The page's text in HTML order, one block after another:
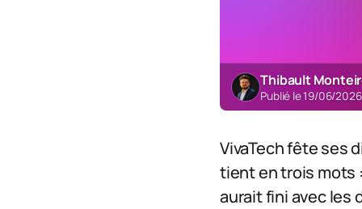
Thibault
Publié le 19/06/
VivaTech fête ses
tient en trois mots
aurait fini avec les